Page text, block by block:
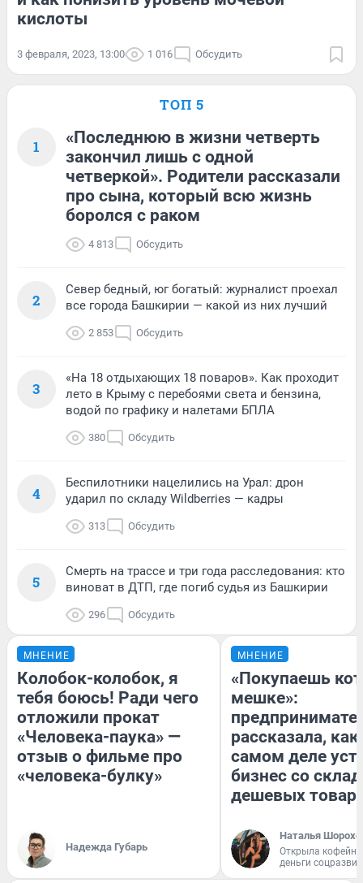
кислоты
3 февраля, 2023, 13:00 1 016 Обсудить
ТОП 5
1
«Последнюю в жизни четверть
закончил лишь с одной
четверкой». Родители рассказали
про сына, который всю жизнь
боролся с раком
4 813 Обсудить
2
Север бедный, юг богатый: журналист проехал
все города Башкирии — какой из них лучший
2 853 Обсудить
3
«На 18 отдыхающих 18 поваров». Как проходит
лето в Крыму с перебоями света и бензина,
водой по графику и налетами БПЛА
380 Обсудить
4
Беспилотники нацелились на Урал: дрон
ударил по складу Wildberries — кадры
313 Обсудить
5
Смерть на трассе и три года расследования: кто
виноват в ДТП, где погиб судья из Башкирии
296 Обсудить
МНЕНИЕ
Колобок-колобок, я
тебя боюсь! Ради чего
отложили прокат
«Человека-паука» —
отзыв о фильме про
«человека-булку»
Надежда Губарь
МНЕНИЕ
«Покупаешь
мешке»:
рассказала, как
самом деле
бизнес со
дешевых
Наталья
Открыла
деньги